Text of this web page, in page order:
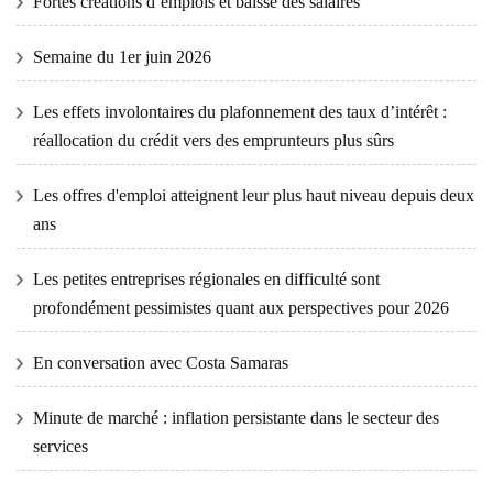
Semaine du 1er juin 2026
Les effets involontaires du plafonnement des taux d’intérêt :
réallocation du crédit vers des emprunteurs plus sûrs
Les offres d'emploi atteignent leur plus haut niveau depuis deux
ans
Les petites entreprises régionales en difficulté sont
profondément pessimistes quant aux perspectives pour 2026
En conversation avec Costa Samaras
Minute de marché : inflation persistante dans le secteur des
services